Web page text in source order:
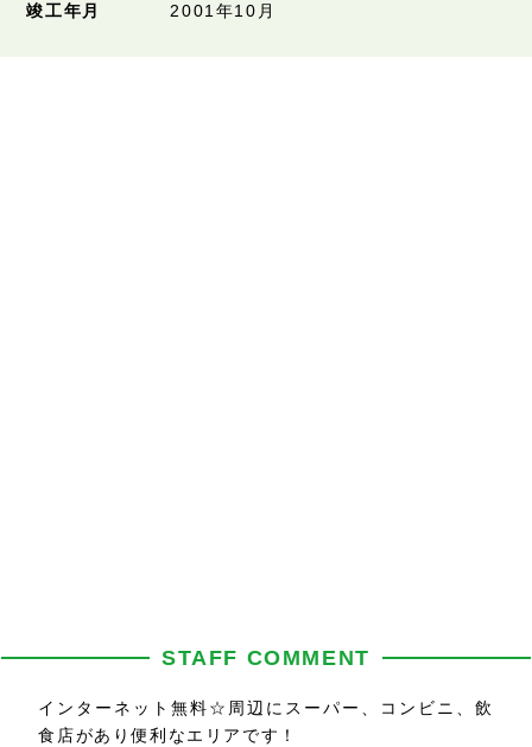
竣工年月
2001年10月
STAFF COMMENT
インターネット無料☆周辺にスーパー、コンビニ、飲
食店があり便利なエリアです！